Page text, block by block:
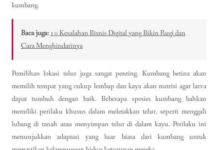
kumbang.
Baca juga:10 Kesalahan Bisnis Digital yang Bikin Rugi dan
Cara Menghindarinya
Pemilihan lokasi telur juga sangat penting. Kumbang betina akan
memilih tempat yang cukup lembap dan kaya akan nutrisi agar larva
dapat tumbuh dengan baik. Beberapa spesies kumbang bahkan
memiliki perilaku khusus dalam meletakkan telur, seperti menggali
lubang di tanah atau menyimpan telur di dalam kayu. Perilaku ini
menunjukkan adaptasi yang luar biasa dari kumbang untuk